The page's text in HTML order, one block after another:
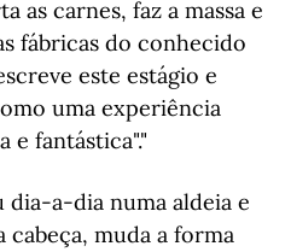
as carnes, faz a massa e
fábricas do conhecido
este estágio e
uma experiência
e fantástica"."
dia-a-dia numa aldeia e
cabeça, muda a forma